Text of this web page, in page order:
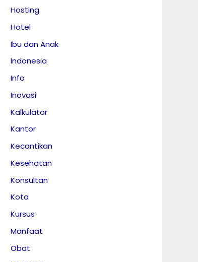
Hosting
Hotel
Ibu dan Anak
Indonesia
Info
Inovasi
Kalkulator
Kantor
Kecantikan
Kesehatan
Konsultan
Kota
Kursus
Manfaat
Obat